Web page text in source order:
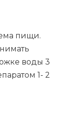
пищи.
воды 3
1- 2